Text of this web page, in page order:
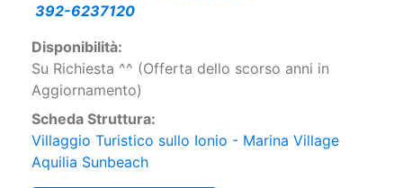
392-6237120
Disponibilità:
Su Richiesta ^^ (Offerta dello scorso anni in
Aggiornamento)
Scheda Struttura:
Villaggio Turistico sullo Ionio - Marina Village
Aquilia Sunbeach